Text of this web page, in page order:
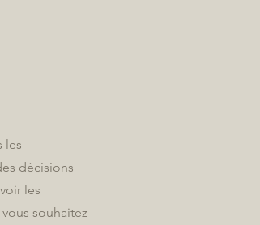
les
décisions
les
souhaitez